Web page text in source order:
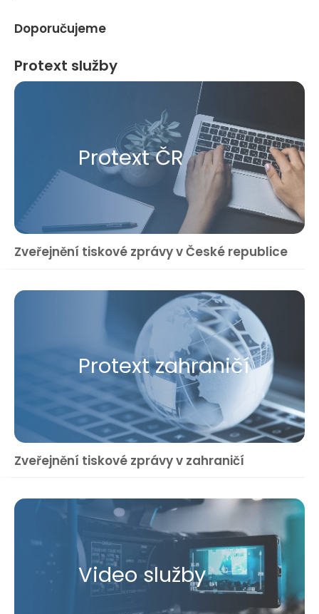
Doporučujeme
Protext služby
Protext ČR
Zveřejnění tiskové zprávy v České republice
Protext zahraničí
Zveřejnění tiskové zprávy v zahraničí
Video služby